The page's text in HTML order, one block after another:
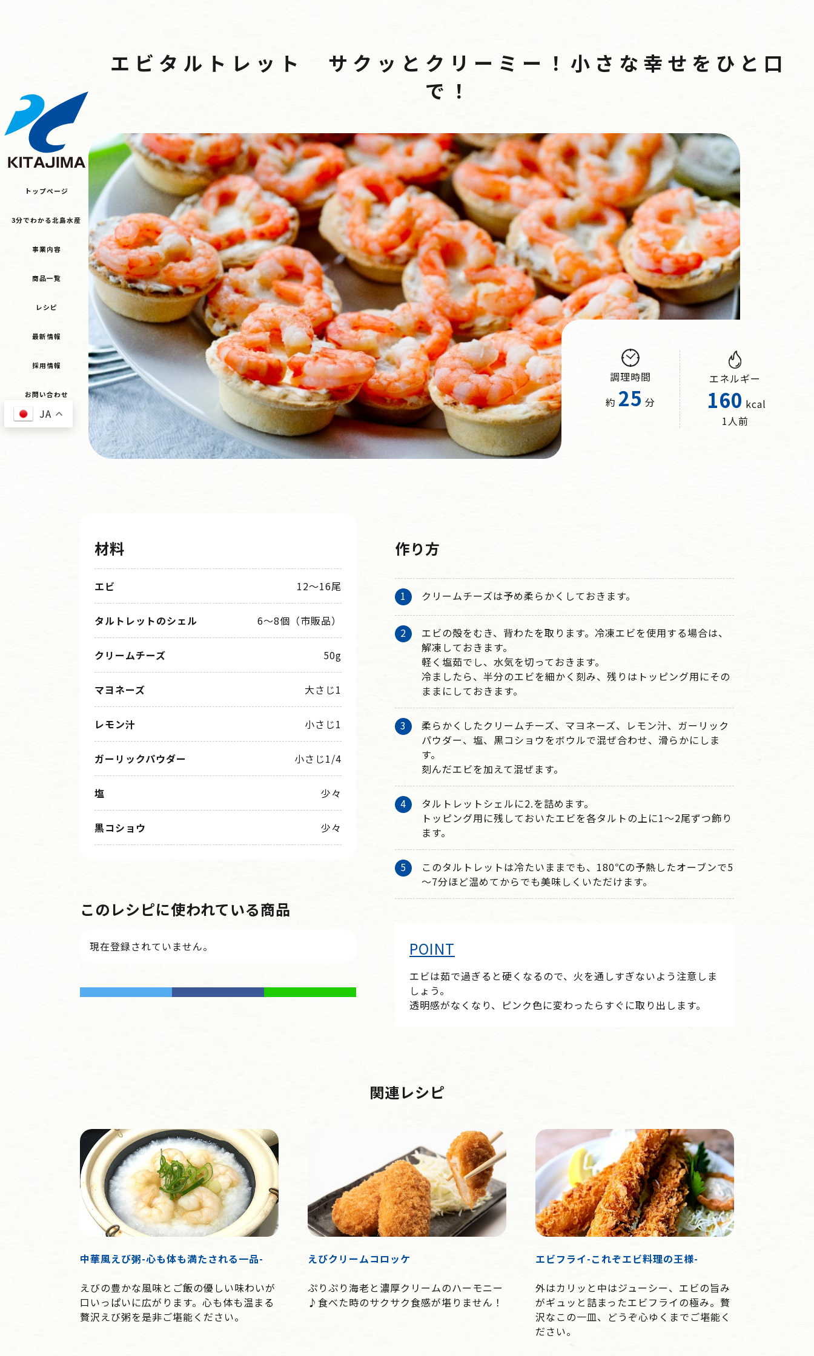
最新情報
採用情報
お問い合わせ
JA
オンラインショップ
トップページ
3分でわかる北島水産
事業内容
商品一覧
レシピ
最新情報
採用情報
お問い合わせ
JA
エビタルトレット サクッとクリーミー！小さな幸せをひと口
で！
調理時間
約 25 分
エネルギー
160 kcal
1人前
材料
エビ 12～16尾
タルトレットのシェル 6～8個（市販品）
クリームチーズ 50g
マヨネーズ 大さじ1
レモン汁 小さじ1
ガーリックパウダー 小さじ1/4
塩 少々
黒コショウ 少々
このレシピに使われている商品
現在登録されていません。
作り方
クリームチーズは予め柔らかくしておきます。
エビの殻をむき、背わたを取ります。冷凍エビを使用する場合は、
解凍しておきます。
軽く塩茹でし、水気を切っておきます。
冷ましたら、半分のエビを細かく刻み、残りはトッピング用にその
ままにしておきます。
柔らかくしたクリームチーズ、マヨネーズ、レモン汁、ガーリック
パウダー、塩、黒コショウをボウルで混ぜ合わせ、滑らかにしま
す。
刻んだエビを加えて混ぜます。
タルトレットシェルに2.を詰めます。
トッピング用に残しておいたエビを各タルトの上に1～2尾ずつ飾り
ます。
このタルトレットは冷たいままでも、180℃の予熱したオーブンで5
～7分ほど温めてからでも美味しくいただけます。
POINT
エビは茹で過ぎると硬くなるので、火を通しすぎないよう注意しま
しょう。
透明感がなくなり、ピンク色に変わったらすぐに取り出します。
関連レシピ
中華風えび粥-心も体も満たされる一品-
えびの豊かな風味とご飯の優しい味わいが
口いっぱいに広がります。心も体も温まる
贅沢えび粥を是非ご堪能ください。
えびクリームコロッケ
ぷりぷり海老と濃厚クリームのハーモニー
♪食べた時のサクサク食感が堪りません！
エビフライ-これぞエビ料理の王様-
外はカリッと中はジューシー、エビの旨み
がギュッと詰まったエビフライの極み。贅
沢なこの一皿、どうぞ心ゆくまでご堪能く
ださい。